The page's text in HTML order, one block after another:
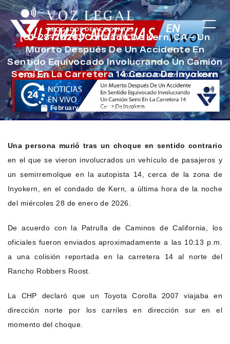
[01-28-2026] Condado De Kern, CA – Un
Muerto Después De Un Accidente En
Sentido Equivocado Involucrando Un Camión
Semi En La Carretera 14 Cerca De Inyokern
February 26, 2026 Noticias de Accidentes
Una persona murió tras un choque en sentido contrario
en el que se vieron involucrados un vehículo de pasajeros y
un semirremolque en la autopista 14, cerca de la zona de
Inyokern, en el condado de Kern, a última hora de la noche
del miércoles 28 de enero de 2026.
De acuerdo con la Patrulla de Caminos de California, los
oficiales fueron enviados aproximadamente a las 10:13 p.m.
a una colisión reportada en la carretera 14 al norte del
Rancho Robbers Roost.
La CHP declaró que un Toyota Corolla 2007 viajaba en
dirección norte por los carriles en dirección sur en el
momento del choque.